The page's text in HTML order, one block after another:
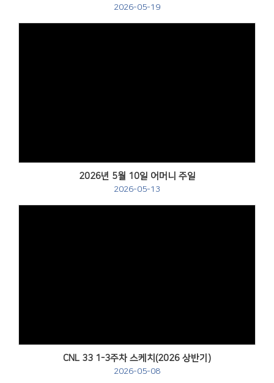
2026-05-19
2026년 5월 10일 어머니 주일
2026-05-13
CNL 33 1-3주차 스케치(2026 상반기)
2026-05-08